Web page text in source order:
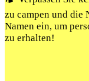
zu campen und die
Namen ein, um
zu erhalten!